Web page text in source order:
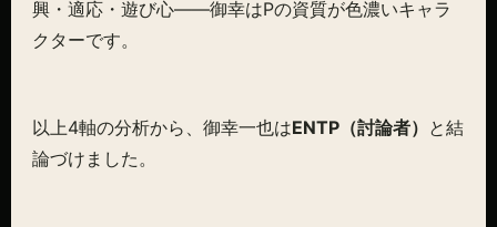
興・適応・遊び心——御幸はPの資質が色濃いキャラ
クターです。
以上4軸の分析から、御幸一也はENTP（討論者） と結
論づけました。